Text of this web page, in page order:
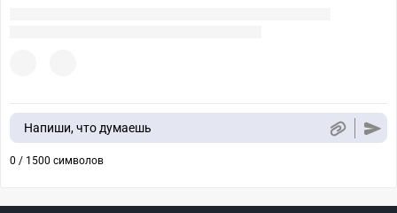
Напиши, что думаешь
0 / 1500 символов